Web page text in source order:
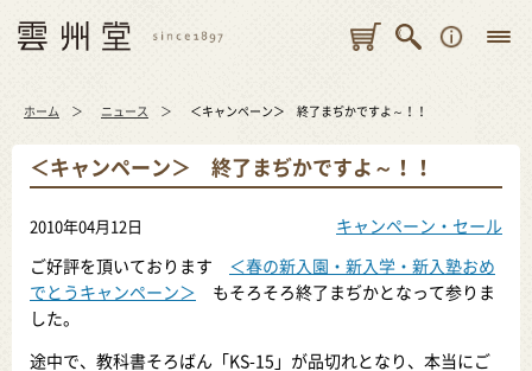
ホーム ニュース ＜キャンペーン＞ 終了まぢかですよ～！！
＜キャンペーン＞ 終了まぢかですよ～！！
2010年04月12日 キャンペーン・セール
ご好評を頂いております ＜春の新入園・新入学・新入塾おめ
でとうキャンペーン＞ もそろそろ終了まぢかとなって参りま
した。
途中で、教科書そろばん「KS-15」が品切れとなり、本当にご